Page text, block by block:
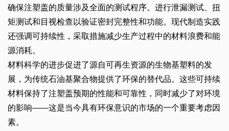
确保注塑盖的质量涉及全面的测试程序。进行泄漏测试、扭
矩测试和目视检查以验证密封完整性和功能。现代制造实践
还强调可持续性，采取措施减少生产过程中的材料浪费和能
源消耗。
材料科学的进步促进了源自可再生资源的生物基塑料的发
展，为传统石油基聚合物提供了环保的替代品。这些可持续
材料保持了注塑盖预期的性能和可靠性，同时减少了对环境
的影响——这是当今具有环保意识的市场的一个重要考虑因
素。